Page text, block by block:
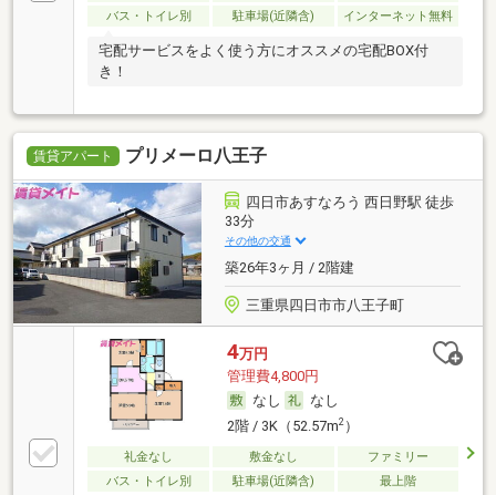
バス・トイレ別
駐車場(近隣含) インターネット無料
宅配サービスをよく使う方にオススメの宅配BOX付
き！
賃貸アパート プリメーロ八王子
四日市あすなろう 西日野駅 徒歩
33分
その他の交通
築26年3ヶ月 / 2階建
三重県四日市市八王子町
4万円
管理費4,800円
なし
なし
2階 / 3K（52.57m2）
礼金なし 敷金なし
ファミリー
バス・トイレ別
駐車場(近隣含) 最上階